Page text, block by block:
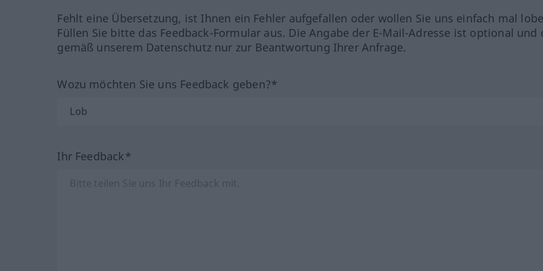
Fehlt eine Übersetzung, ist Ihnen ein Fehler aufgefallen oder wollen Sie uns einfach mal
Füllen Sie bitte das Feedback-Formular aus. Die Angabe der E-Mail-Adresse ist optional und
gemäß unserem Datenschutz nur zur Beantwortung Ihrer Anfrage.
Wozu möchten Sie uns Feedback geben?*
Ihr Feedback*